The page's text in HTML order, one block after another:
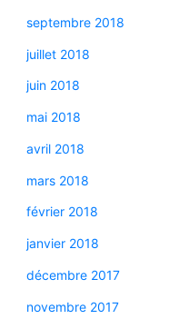
septembre 2018
juillet 2018
juin 2018
mai 2018
avril 2018
mars 2018
février 2018
janvier 2018
décembre 2017
novembre 2017